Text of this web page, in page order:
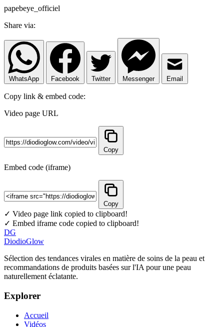
papebeye_officiel
Share via:
WhatsApp Facebook Twitter Messenger Email
Copy link & embed code:
Video page URL
Copy
Embed code (iframe)
Copy
✓ Video page link copied to clipboard!
✓ Embed iframe code copied to clipboard!
DG
DiodioGlow
Sélection des tendances virales en matière de soins de la peau et
recommandations de produits basées sur l'IA pour une peau
naturellement éclatante.
Explorer
Accueil
Vidéos